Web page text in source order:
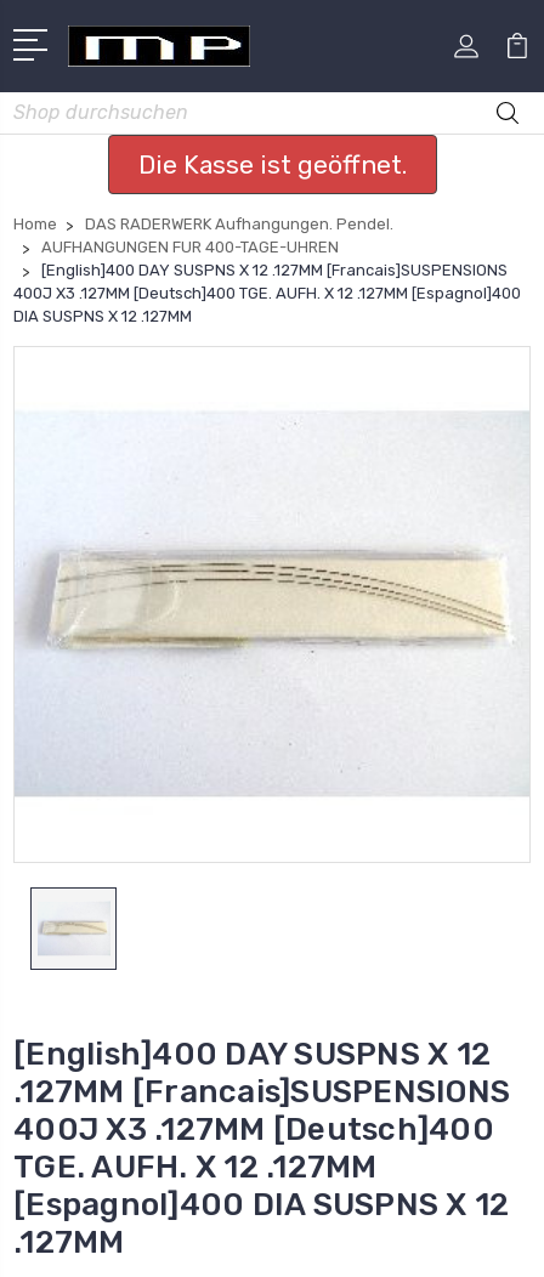
Suchen
Die Kasse ist geöffnet.
Home
DAS RADERWERK Aufhangungen. Pendel.
AUFHANGUNGEN FUR 400-TAGE-UHREN
[English]400 DAY SUSPNS X 12 .127MM [Francais]SUSPENSIONS
400J X3 .127MM [Deutsch]400 TGE. AUFH. X 12 .127MM [Espagnol]400
DIA SUSPNS X 12 .127MM
[English]400 DAY SUSPNS X 12
.127MM [Francais]SUSPENSIONS
400J X3 .127MM [Deutsch]400
TGE. AUFH. X 12 .127MM
[Espagnol]400 DIA SUSPNS X 12
.127MM